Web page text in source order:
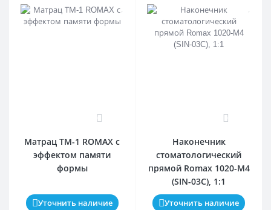
Матрац ТМ-1 ROMAX с
эффектом памяти
формы
Уточнить наличие
Наконечник
стоматологический
прямой Romax 1020-M4
(SIN-03C), 1:1
Уточнить наличие